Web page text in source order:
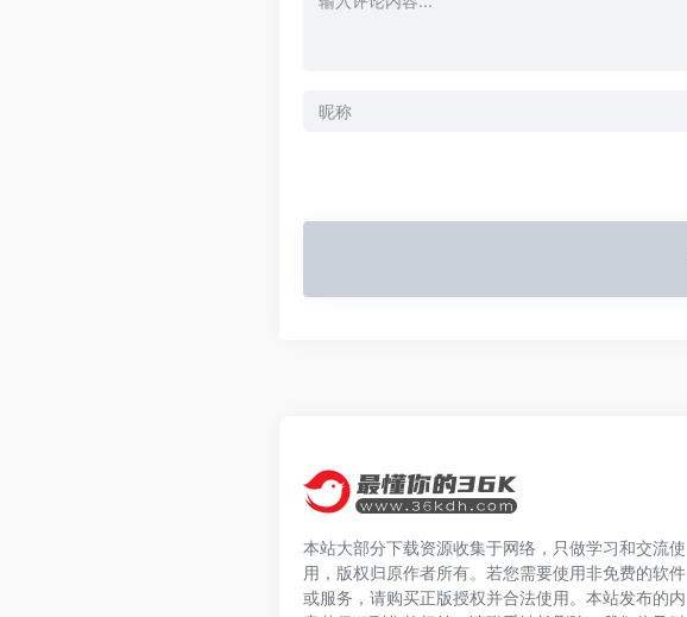
本站大部分下载资源收集于网络，只做学习和交流使
用，版权归原作者所有。若您需要使用非免费的软件
或服务，请购买正版授权并合法使用。本站发布的内